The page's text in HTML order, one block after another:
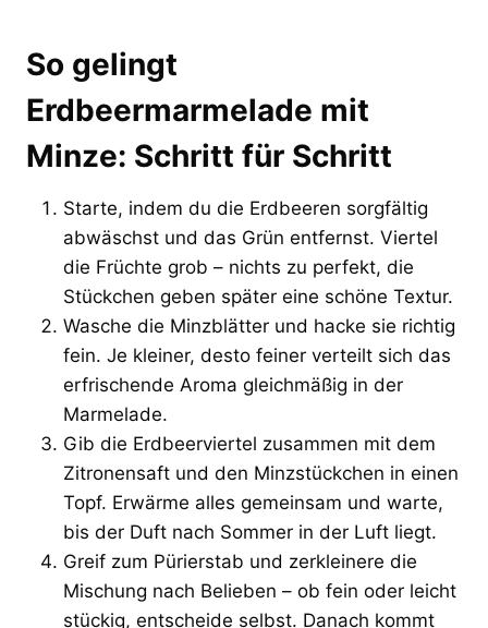
So gelingt
Erdbeermarmelade mit
Minze: Schritt für Schritt
Starte, indem du die Erdbeeren sorgfältig
abwäschst und das Grün entfernst. Viertel
die Früchte grob – nichts zu perfekt, die
Stückchen geben später eine schöne Textur.
Wasche die Minzblätter und hacke sie richtig
fein. Je kleiner, desto feiner verteilt sich das
erfrischende Aroma gleichmäßig in der
Marmelade.
Gib die Erdbeerviertel zusammen mit dem
Zitronensaft und den Minzstückchen in einen
Topf. Erwärme alles gemeinsam und warte,
bis der Duft nach Sommer in der Luft liegt.
Greif zum Pürierstab und zerkleinere die
Mischung nach Belieben – ob fein oder leicht
stückig, entscheide selbst. Danach kommt